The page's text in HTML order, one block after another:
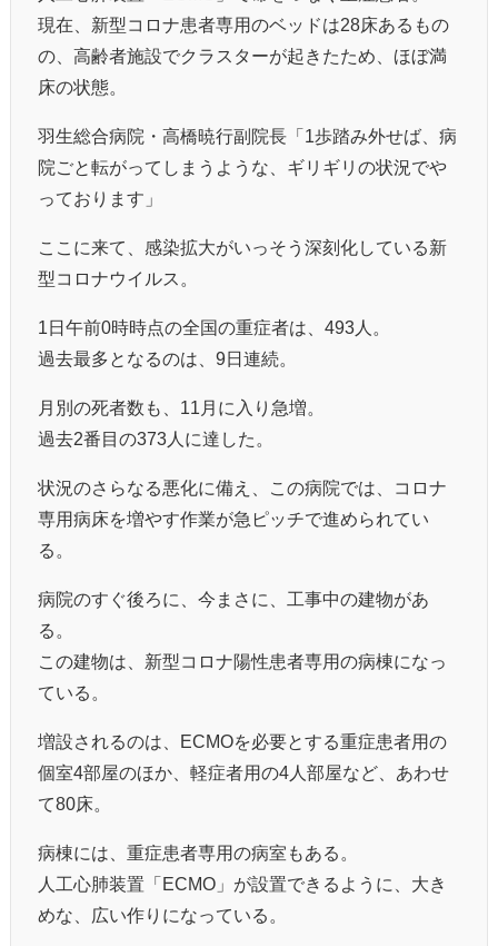
現在、新型コロナ患者専用のベッドは28床あるもの
の、高齢者施設でクラスターが起きたため、ほぼ満
床の状態。
羽生総合病院・高橋暁行副院長「1歩踏み外せば、病
院ごと転がってしまうような、ギリギリの状況でや
っております」
ここに来て、感染拡大がいっそう深刻化している新
型コロナウイルス。
1日午前0時時点の全国の重症者は、493人。
過去最多となるのは、9日連続。
月別の死者数も、11月に入り急増。
過去2番目の373人に達した。
状況のさらなる悪化に備え、この病院では、コロナ
専用病床を増やす作業が急ピッチで進められてい
る。
病院のすぐ後ろに、今まさに、工事中の建物があ
る。
この建物は、新型コロナ陽性患者専用の病棟になっ
ている。
増設されるのは、ECMOを必要とする重症患者用の
個室4部屋のほか、軽症者用の4人部屋など、あわせ
て80床。
病棟には、重症患者専用の病室もある。
人工心肺装置「ECMO」が設置できるように、大き
めな、広い作りになっている。